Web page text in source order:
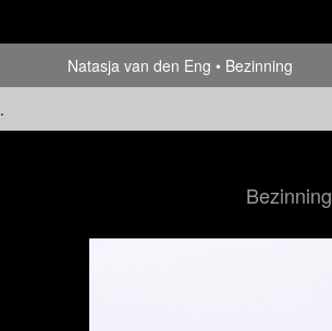
Natasja van den Eng
Bezinning
.
Bezinning